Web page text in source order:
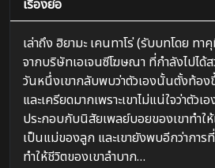
เรื่องย่อ
เล่าถึง ฮิยามะ เคนทาโร่ (รับบทโดย ท
จากบริษัทเอเจนซีโฆษณา ที่กำลังไปได้
วันหนึ่งเขากลับพบว่าตัวเองนั้นตั้งท้อง
และเครียดมากเพราะเขาไม่แน่ใจว่าตัวเ
ประกอบกับนิสัยเพลย์บอยของเขาทำใ
เป็นแม่ของลูก และเขายังพบอีกว่ากา
ทำให้ชีวิตของเขาลำบาก…